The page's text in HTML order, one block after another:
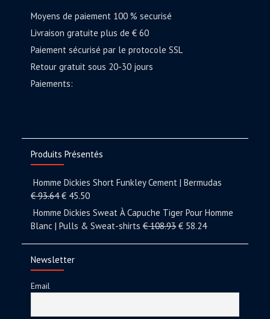
Moyens de paiement 100 % securisé
Livraison gratuite plus de € 60
Paiement sécurisé par le protocole SSL
Retour gratuit sous 20-30 jours
Paiements:
Produits Présentés
Homme Dickies Short Funkley Cement | Bermudas
€93.64 € 45.50
Homme Dickies Sweat À Capuche Tiger Pour Homme
Blanc | Pulls & Sweat-shirts €108.93 € 58.24
Newsletter
Email